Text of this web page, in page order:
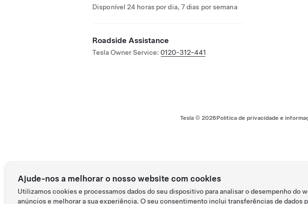
Disponível 24 horas por dia, 7 dias por semana
Roadside Assistance
Tesla Owner Service: 0120-312-441
Tesla © 2026Política de privacidade e
Ajude-nos a melhorar o nosso website com cookies
Utilizamos cookies e processamos dados do seu dispositivo para analisar o desempenho do
anúncios e melhorar a sua experiência. O seu consentimento inclui transferências de dados